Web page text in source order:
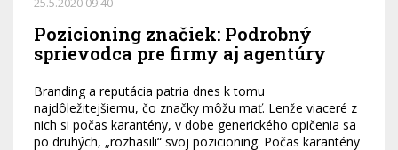
Pozicioning značiek: Podrobný
sprievodca pre firmy aj agentúry
Branding a reputácia patria dnes k tomu
najdôležitejšiemu, čo značky môžu mať. Lenže viaceré z
nich si počas karantény, v dobe generického opičenia sa
po druhých, „rozhasili“ svoj pozicioning. Počas karantény